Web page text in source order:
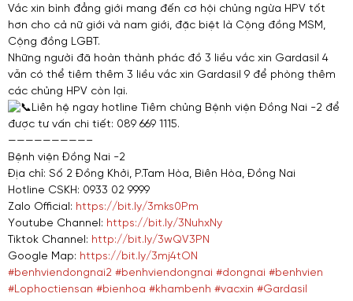
Vắc xin bình đẳng giới mang đến cơ hội chủng ngừa HPV tốt
hơn cho cả nữ giới và nam giới, đặc biệt là Cộng đồng MSM,
Cộng đồng LGBT.
Những người đã hoàn thành phác đồ 3 liều vắc xin Gardasil 4
vẫn có thể tiêm thêm 3 liều vắc xin Gardasil 9 để phòng thêm
các chủng HPV còn lại.
Liên hệ ngay hotline Tiêm chủng Bệnh viện Đồng Nai -2 để
được tư vấn chi tiết: 089 669 1115.
—————————–
Bệnh viện Đồng Nai -2
Địa chỉ: Số 2 Đồng Khởi, P.Tam Hòa, Biên Hòa, Đồng Nai
Hotline CSKH: 0933 02 9999
Zalo Official: https://bit.ly/3mks0Pm
Youtube Channel: https://bit.ly/3NuhxNy
Tiktok Channel: http://bit.ly/3wQV3PN
Google Map: https://bit.ly/3mj4tON
#benhviendongnai2 #benhviendongnai #dongnai #benhvien
#Lophoctiensan #bienhoa #khambenh #vacxin #Gardasil